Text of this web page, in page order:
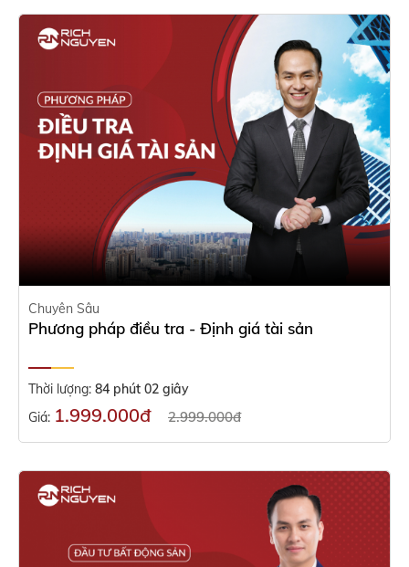
Chuyên Sâu
Phương pháp điều tra - Định giá tài sản
Thời lượng: 84 phút 02 giây
Giá: 1.999.000đ 2.999.000đ